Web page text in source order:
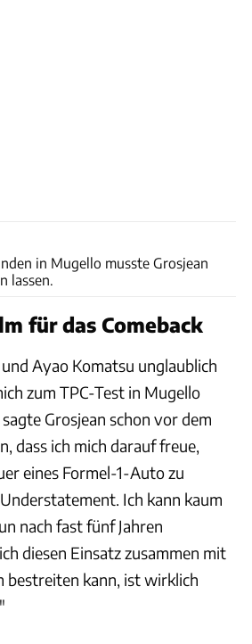
in Mugello musste Grosjean
lassen.
für das Comeback
Ayao Komatsu unglaublich
zum TPC-Test in Mugello
Grosjean schon vor dem
dass ich mich darauf freue,
eines Formel-1-Auto zu
Ich kann kaum
nach fast fünf Jahren
diesen Einsatz zusammen mit
bestreiten kann, ist wirklich